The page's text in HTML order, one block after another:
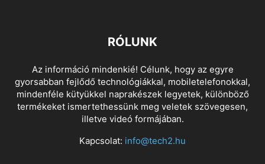
RÓLUNK
Az információ mindenkié! Célunk, hogy az egyre
gyorsabban fejlődő technológiákkal, mobiletelefonokkal,
mindenféle kütyükkel naprakészek legyetek, különböző
termékeket ismertethessünk meg veletek szövegesen,
illetve videó formájában.
Kapcsolat: info@tech2.hu